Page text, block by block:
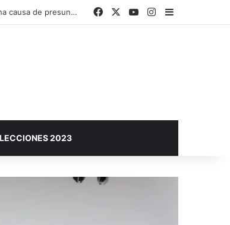
El Plan Sáenz Peña Sustentable y Circular invita a conocer sus acciones en una muestra abierta a la comunidad FacebookYouTubeInstagram
Barra lateral
2023